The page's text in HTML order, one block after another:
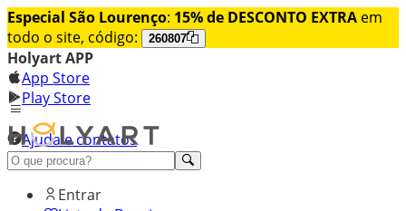
Especial São Lourenço: 15% de DESCONTO EXTRA em
todo o site, código:
260807
Holyart APP
App Store
Play Store
Ajuda e contatos
Conheça premium
Entrar